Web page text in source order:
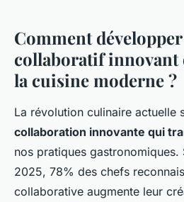
Comment
collaboratif
la cuisine moderne ?
La révolution culinaire actuelle
collaboration innovante qui
nos pratiques gastronomiques.
2025, 78% des chefs
collaborative augmente leur